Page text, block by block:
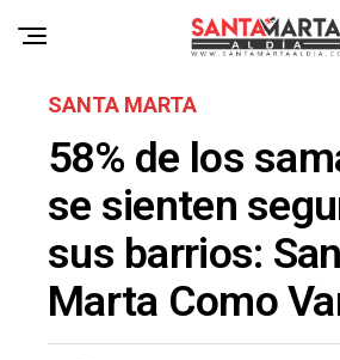
SANTA MARTA
58% de los
se sienten
sus barrios:
Marta Como